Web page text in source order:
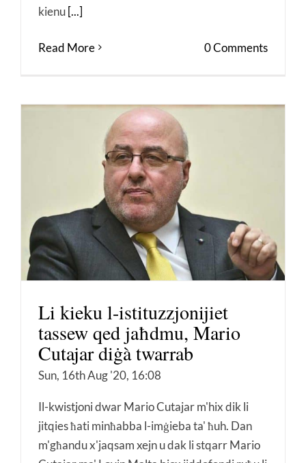
kienu[...]
Read More 0 Comments
Li kieku l-istituzzjonijiet
tassew qed jaħdmu, Mario
Cutajar diġà twarrab
Sun, 16th Aug '20, 16:08
Il-kwistjoni dwar Mario Cutajar m'hix dik li
jitqies ħati minħabba l-imġieba ta' ħuh. Dan
m'għandu x'jaqsam xejn u dak li stqarr Mario